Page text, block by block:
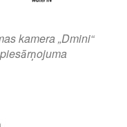
kamera „Dmini“